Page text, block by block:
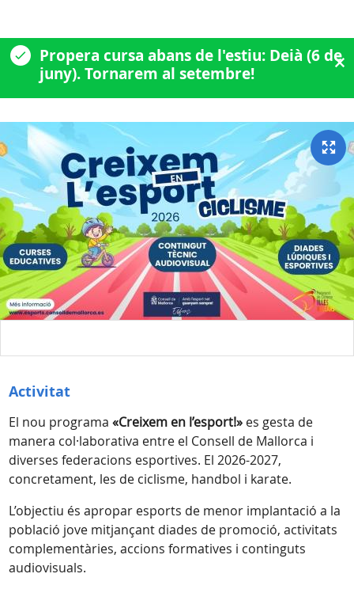
Propera cursa abans de l'estiu: Deià (6 de
juny). Tornarem al setembre!
Activitat
El nou programa «Creixem en l’esport!» es gesta de
manera col·laborativa entre el Consell de Mallorca i
diverses federacions esportives. El 2026-2027,
concretament, les de ciclisme, handbol i karate.
L’objectiu és apropar esports de menor implantació a la
població jove mitjançant diades de promoció, activitats
complementàries, accions formatives i continguts
audiovisuals.